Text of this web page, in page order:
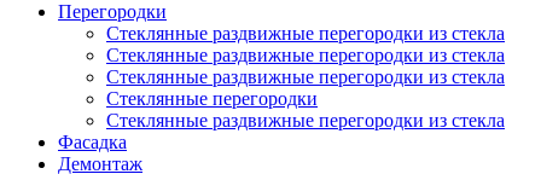
Перегородки
Стеклянные раздвижные перегородки из стекла
Стеклянные раздвижные перегородки из стекла
Стеклянные раздвижные перегородки из стекла
Стеклянные перегородки
Стеклянные раздвижные перегородки из стекла
Фасадка
Демонтаж